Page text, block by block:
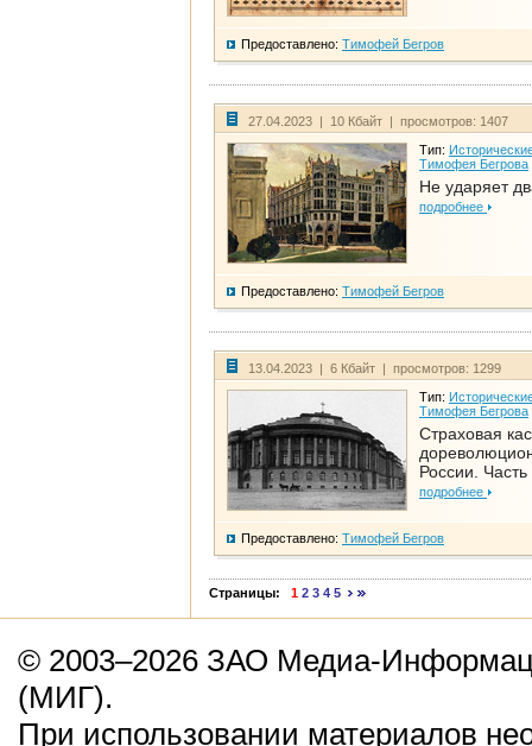
Предоставлено: Тимофей Бегров
27.04.2023 | 10 Кбайт | просмотров: 1407
Тип:
Тимофея Бегрова
Не ударяет
подробнее
Предоставлено: Тимофей Бегров
13.04.2023 | 6 Кбайт | просмотров: 1299
Тип:
Тимофея Бегрова
Страховая
России. Часть
подробнее
Предоставлено: Тимофей Бегров
Страницы: 1 2 3 4 5
© 2003–2026 ЗАО Медиа-
(МИГ).
При использовании материалов